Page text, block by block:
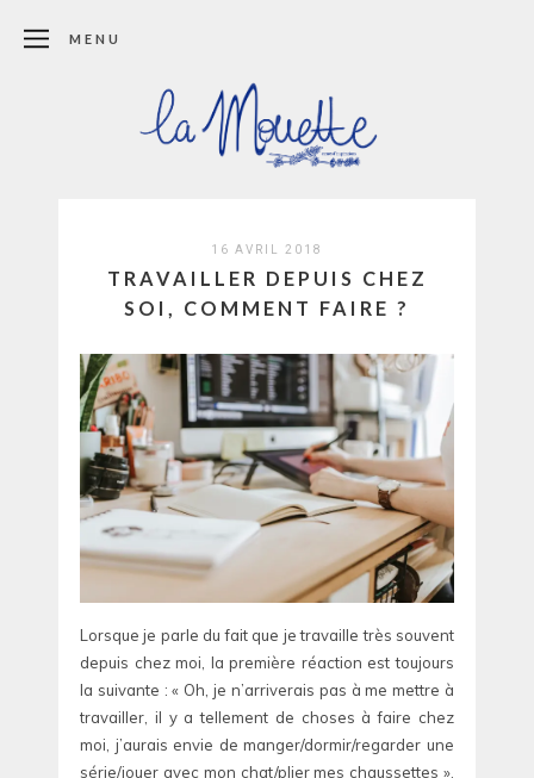
MENU
16 AVRIL 2018
TRAVAILLER DEPUIS CHEZ
SOI, COMMENT FAIRE ?
Lorsque je parle du fait que je travaille très souvent
depuis chez moi, la première réaction est toujours
la suivante : « Oh, je n’arriverais pas à me mettre à
travailler, il y a tellement de choses à faire chez
moi, j’aurais envie de manger/dormir/regarder une
série/jouer avec mon chat/plier mes chaussettes ».